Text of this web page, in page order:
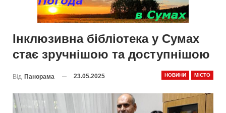
Інклюзивна бібліотека у Сумах
стає зручнішою та доступнішою
НОВИНИ МІСТО
Від Панорама 23.05.2025